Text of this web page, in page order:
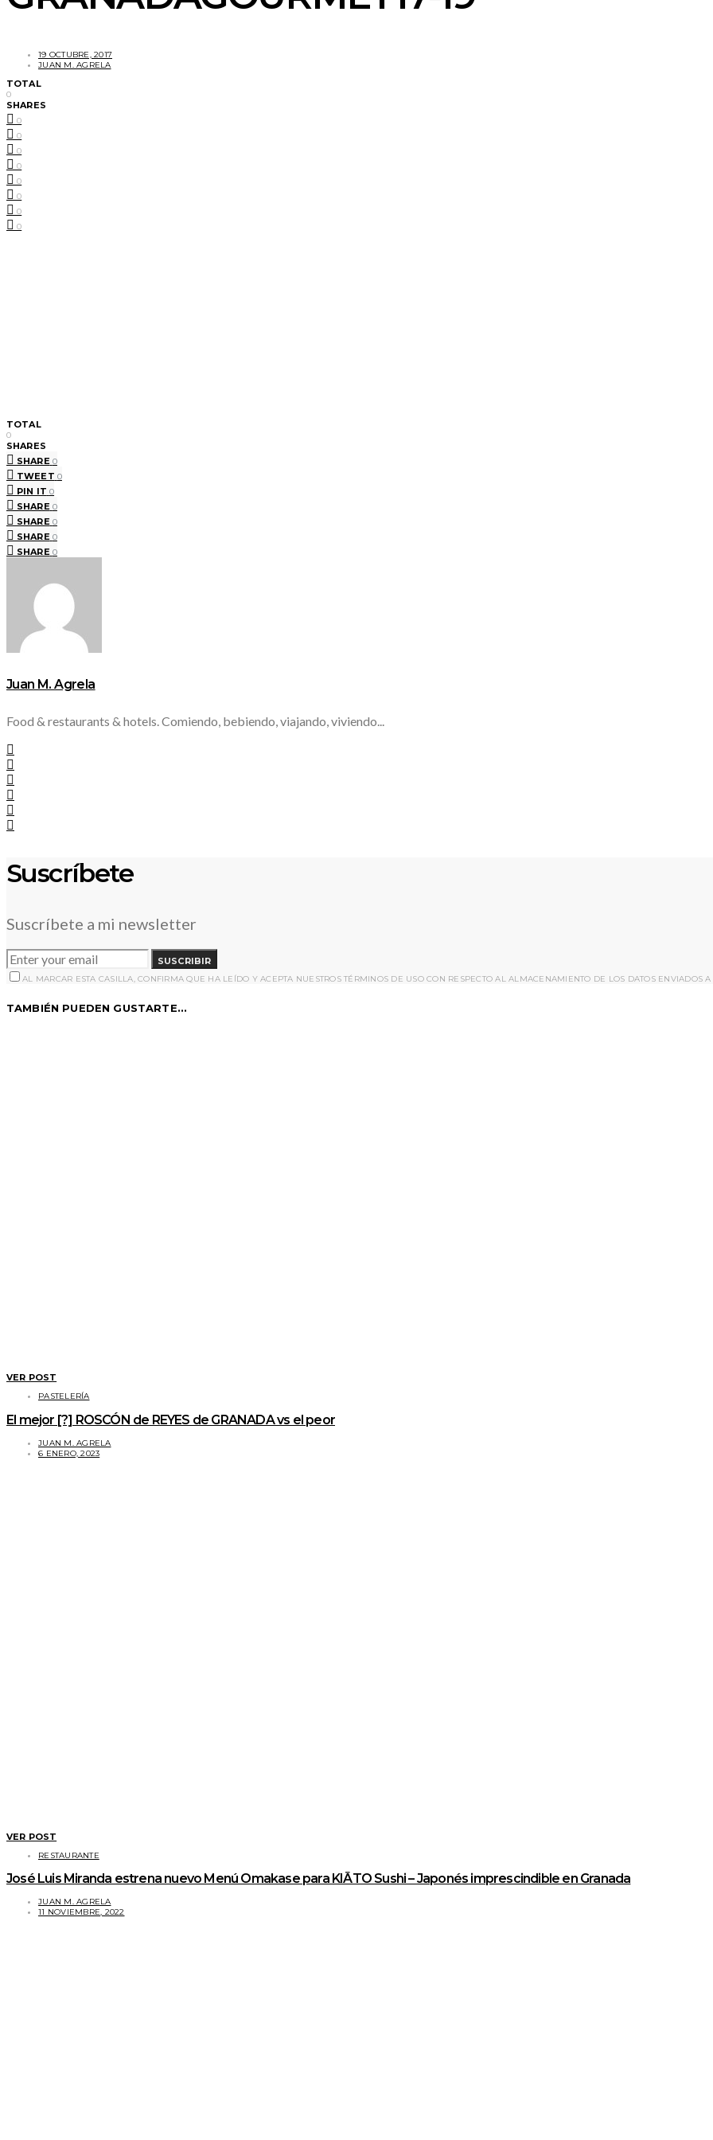
19 OCTUBRE, 2017
JUAN M. AGRELA
TOTAL
0
SHARES
0
0
0
0
0
0
0
0
TOTAL
0
SHARES
SHARE 0
TWEET 0
PIN IT 0
SHARE 0
SHARE 0
SHARE 0
SHARE 0
Juan M. Agrela
Food & restaurants & hotels. Comiendo, bebiendo, viajando, viviendo...
Suscríbete
Suscríbete a mi newsletter
SUSCRIBIR
AL MARCAR ESTA CASILLA, CONFIRMA QUE HA LEÍDO Y ACEPTA NUESTROS TÉRMINOS DE USO CON RESPECTO AL ALMACENAMIENTO DE LOS DATOS ENVIADOS
TAMBIÉN PUEDEN GUSTARTE...
VER POST
PASTELERÍA
El mejor [?] ROSCÓN de REYES de GRANADA vs el peor
JUAN M. AGRELA
6 ENERO, 2023
VER POST
RESTAURANTE
José Luis Miranda estrena nuevo Menú Omakase para KIĀTO Sushi – Japonés imprescindible en Granada
JUAN M. AGRELA
11 NOVIEMBRE, 2022